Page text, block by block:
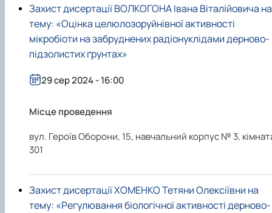
Захист дисертації ВОЛКОГОНА Івана Віталійовича на
тему: «Оцінка целюлозоруйнівної активності
мікробіоти на забруднених радіонуклідами дерново-
підзолистих ґрунтах»
29 сер 2024 - 16:00
Місце проведення
вул. Героїв Оборони, 15, навчальний корпус № 3,
301
Захист дисертації ХОМЕНКО Тетяни Олексіївни на
тему: «Регулювання біологічної активності дерново-